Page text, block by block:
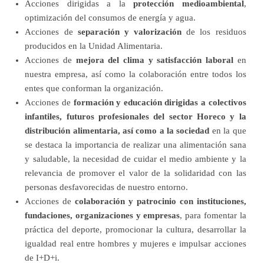
Acciones dirigidas a laprotección medioambiental,
optimización del consumos de energía y agua.
Acciones de separación y valorización de los residuos
producidos en la Unidad Alimentaria.
Acciones de mejora del clima y satisfacción laboralen
nuestra empresa, así como la colaboración entre todos los
entes que conforman la organización.
Acciones de formación y educación dirigidas a colectivos
infantiles, futuros profesionales del sector Horeco y la
distribución alimentaria, así como a la sociedad en la que
se destaca la importancia de realizar una alimentación sana
y saludable, la necesidad de cuidar el medio ambiente y la
relevancia de promover el valor de la solidaridad con las
personas desfavorecidas de nuestro entorno.
Acciones decolaboración y patrocinio con instituciones,
fundaciones, organizaciones y empresas, para fomentar la
práctica del deporte, promocionar la cultura, desarrollar la
igualdad real entre hombres y mujeres e impulsar acciones
de I+D+i.